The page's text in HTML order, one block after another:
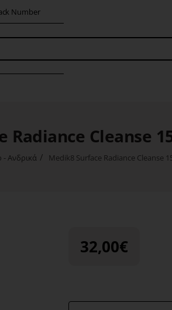
Number
Radiance Cleanse
Ανδρικά Medik8 Surface Radiance Cleanse
32,00€